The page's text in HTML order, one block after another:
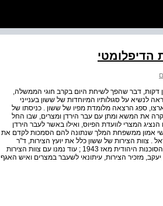
הדיפלומטי
רן דקות, דבר שהפך לשיחת היום בקרב חוגי הממשלה,
לנשיא על סגולותיו המיוחדות של ששון בענייני
ספג הרצאה מלומדת מפיו של ששון . כניסתו של
את המשא ומתן עם עבר הירדן ומצרים, שבו החל
המצרי לוועדת הפיוס, ואילו באשר לעבר הירדן
אמון ממשפחת המלך שנתונה להם הסמכות לקדם את
. צוות הצירות של ששון כלל את יועץ הצירות, ד"ר
אוריאל הד, מומחה לענייני תורכיה, שעבד עם ששון באגף הערבי של הסוכנות היהודית מאז 1943 ; עוד נמנו עם צוות הצירות
מזכיר הצירות, עיתונאי לשעבר במצרים ואיש האגף